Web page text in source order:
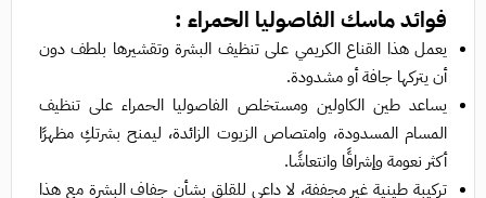
فوائد ماسك الفاصوليا الحمراء :
يعمل هذا القناع الكريمي على تنظيف البشرة وتقشيرها بلطف دون
أن يتركها جافة أو مشدودة.
يساعد طين الكاولين ومستخلص الفاصوليا الحمراء على تنظيف
المسام المسدودة، وامتصاص الزيوت الزائدة، ليمنح بشرتكِ مظهرًا
أكثر نعومة وإشراقًا وانتعاشًا.
تركيبة طينية غير مجففة، لا داعي للقلق بشأن جفاف البشرة مع هذا